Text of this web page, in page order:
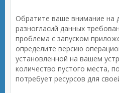
Обратите ваше внимание на
разногласий данных
проблема с запуском
определите версию
установленной на вашем
количество пустого места,
потребует ресурсов для